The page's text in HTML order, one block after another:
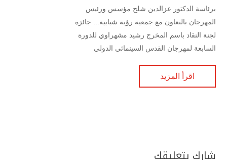
برئاسة الدكتور عزالدين شلح مؤسس ورئيس
المهرجان بالتعاون مع جمعية رؤية شبابية... جائزة
لجنة النقاد باسم المخرج رشيد مشهراوي للدورة
السابعة لمهرجان القدس السينمائي الدولي
اقرأ المزيد
شارك بتعليقك